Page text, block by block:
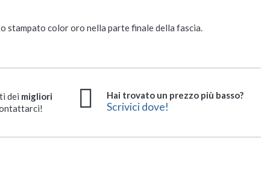
stampato color oro nella parte finale della fascia.
dei migliori
Hai trovato un prezzo più basso?
Scrivici dove!